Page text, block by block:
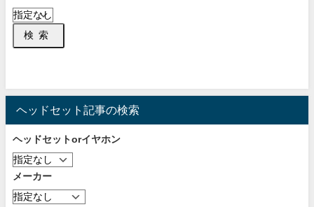
検索
ヘッドセット記事の検索
ヘッドセットorイヤホン
メーカー